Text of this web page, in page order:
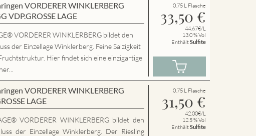
VORDERER WINKLERBERG
VDP.GROSSE LAGE
VORDERER WINKLERBERG bildet den
der Einzellage Winklerberg. Feine Salzigkeit
Hier findet sich eine einzigartige
0.75 L Flasche
33,50 €
44.67€/L
13.0 % Vol
EnthältSulfite
VORDERER WINKLERBERG
LAGE
VORDERER WINKLERBERG bildet den
der Einzellage Winklerberg. Der Riesling
0.75 L Flasche
31,50 €
42.00€/L
12.5 % Vol
EnthältSulfite